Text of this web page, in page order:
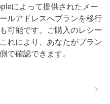
によって提供されたメー
ルアドレスへプランを移行
可能です。ご購入のレシー
れにより、あなたがプラン
で確認できます。